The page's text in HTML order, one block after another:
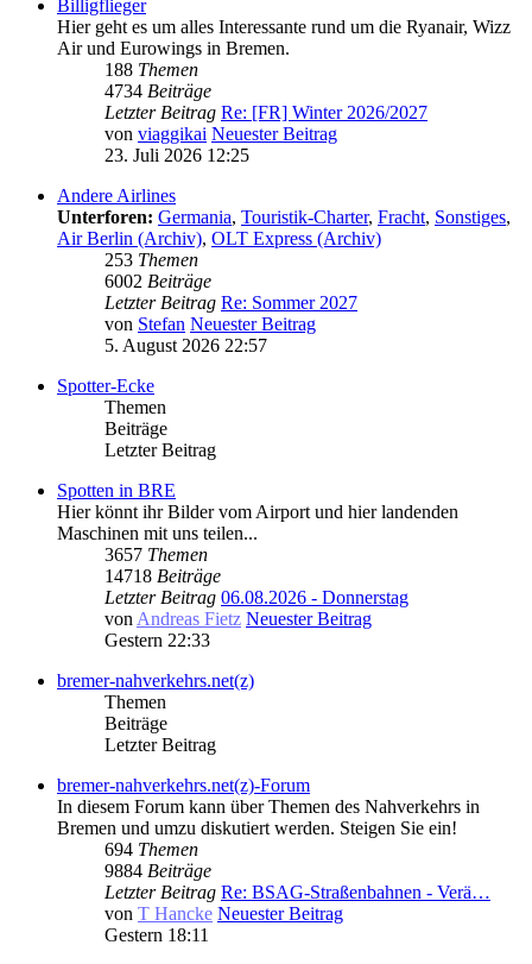
Billigflieger
Hier geht es um alles Interessante rund um die Ryanair, Wizz
Air und Eurowings in Bremen.
188 Themen
4734 Beiträge
Letzter Beitrag Re: [FR] Winter 2026/2027
von viaggikai Neuester Beitrag
23. Juli 2026 12:25
Andere Airlines
Unterforen: Germania, Touristik-Charter, Fracht, Sonstiges,
Air Berlin (Archiv), OLT Express (Archiv)
253 Themen
6002 Beiträge
Letzter Beitrag Re: Sommer 2027
von Stefan Neuester Beitrag
5. August 2026 22:57
Spotter-Ecke
Themen
Beiträge
Letzter Beitrag
Spotten in BRE
Hier könnt ihr Bilder vom Airport und hier landenden
Maschinen mit uns teilen...
3657 Themen
14718 Beiträge
Letzter Beitrag 06.08.2026 - Donnerstag
vonAndreas Fietz Neuester Beitrag
Gestern 22:33
bremer-nahverkehrs.net(z)
Themen
Beiträge
Letzter Beitrag
bremer-nahverkehrs.net(z)-Forum
In diesem Forum kann über Themen des Nahverkehrs in
Bremen und umzu diskutiert werden. Steigen Sie ein!
694 Themen
9884 Beiträge
Letzter Beitrag Re: BSAG-Straßenbahnen - Verä…
von T Hancke Neuester Beitrag
Gestern 18:11